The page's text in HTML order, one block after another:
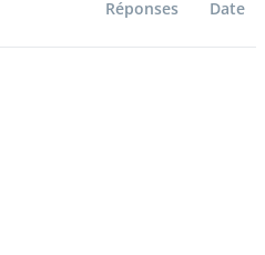
Réponses Date